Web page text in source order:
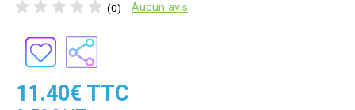
(0) Aucun avis
11.40€ TTC